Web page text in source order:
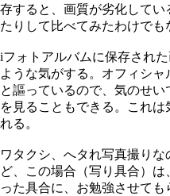
存すると、画質が劣化して
たりして比べてみたわけでも
iフォトアルバムに保存され
ような気がする。オフィシャ
と謳っているので、気のせ
を見ることもできる。これ
れる。
ワタクシ、へタれ写真撮り
ど、この場合（写り具合）
った具合に、お勉強させて